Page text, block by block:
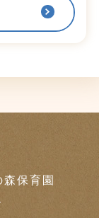
保育園